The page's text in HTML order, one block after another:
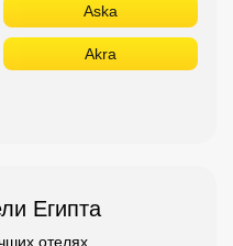
Aska
Akra
Египта
отелях